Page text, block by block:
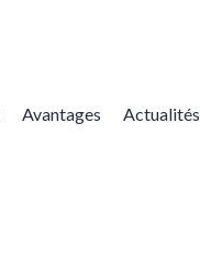
Avantages Actualités